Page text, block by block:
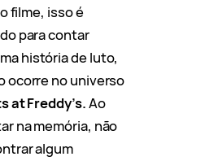
filme, isso é
para contar
história de luto,
ocorre no universo
at Freddy’s.Ao
na memória, não
algum